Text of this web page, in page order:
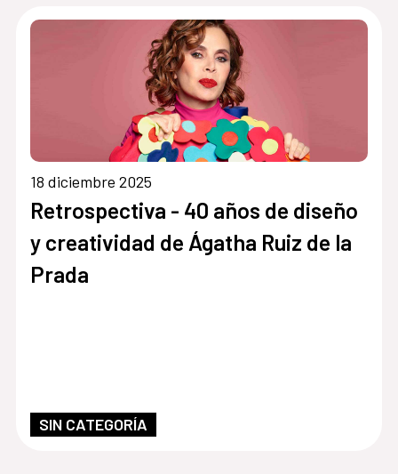
18 diciembre 2025
Retrospectiva - 40 años de diseño
y creatividad de Ágatha Ruiz de la
Prada
SIN CATEGORÍA